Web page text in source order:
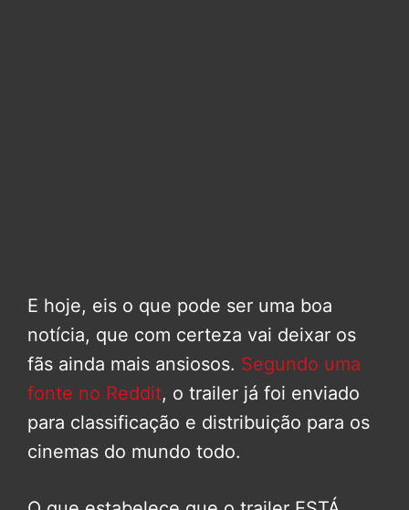
E hoje, eis o que pode ser uma boa
notícia, que com certeza vai deixar os
fãs ainda mais ansiosos. Segundo uma
fonte no Reddit, o trailer já foi enviado
para classificação e distribuição para os
cinemas do mundo todo.